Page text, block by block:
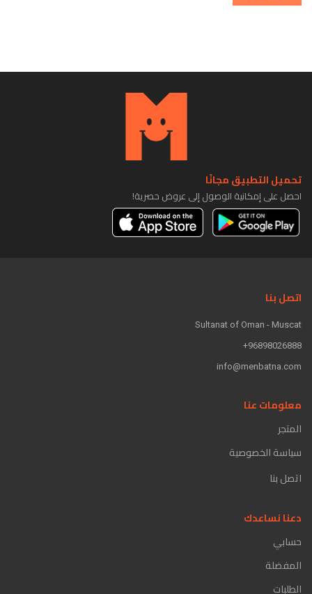
تحميل التطبيق مجانًا
احصل على إمكانية الوصول إلى عروض حصرية!
اتصل بنا
Sultanat of Oman - Muscat
96898026888+
info@menbatna.com
معلومات عنا
المتجر
سياسة الخصوصية
اتصل بنا
دعنا نساعدك
حسابي
المفضلة
الطلبات